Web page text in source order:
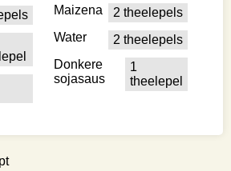
Maizena
2 theelepels
Water
2 theelepels
Donkere
sojasaus
1
theelepel